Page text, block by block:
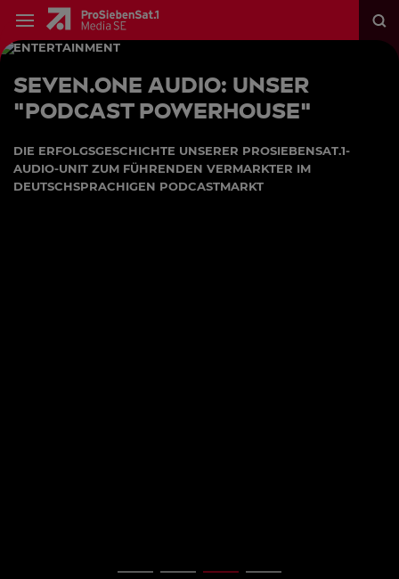
ENTERTAINMENT
Seven.One Audio: Unser
"Podcast Powerhouse"
DIE ERFOLGSGESCHICHTE UNSERER PROSIEBENSAT.1-
AUDIO-UNIT ZUM FÜHRENDEN VERMARKTER IM
DEUTSCHSPRACHIGEN PODCASTMARKT